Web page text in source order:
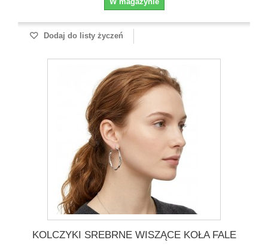
Dodaj do listy życzeń
KOLCZYKI SREBRNE WISZĄCE KOŁA FALE